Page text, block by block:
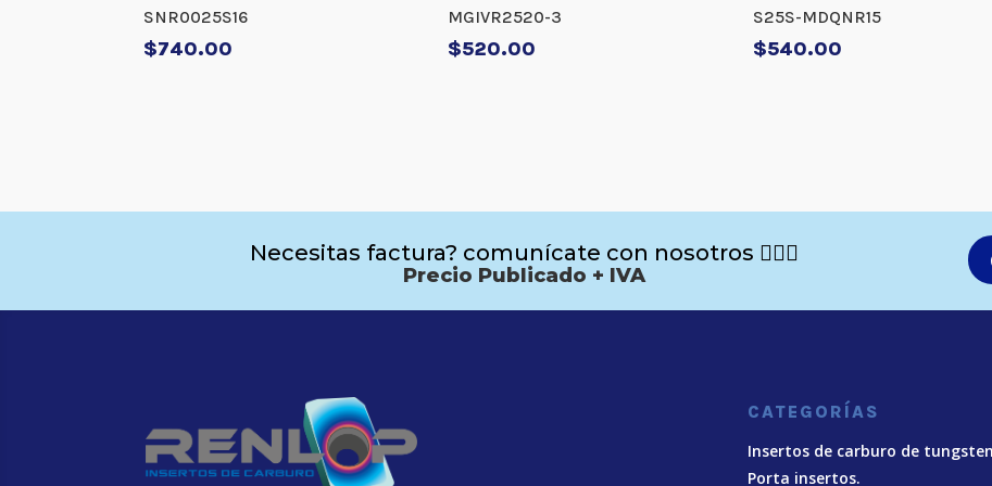
SNR0025S16
$740.00
MGIVR2520-3
$520.00
S25S-MDQNR15
$540.00
Necesitas factura? comunícate con nosotros 🙋🏻‍♂️
Precio Publicado + IVA
CATEGORÍAS
Insertos de carburo de
Porta insertos.